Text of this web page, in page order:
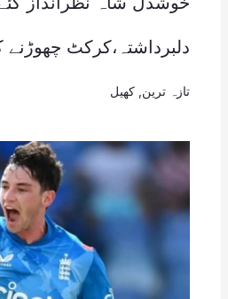
دلبرداشتہ،کرکٹ چھوڑنے
تازہ ترین کھیل